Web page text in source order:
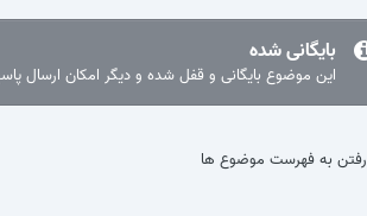
بایگانی شده
این موضوع بایگانی و قفل شده و دیگر امکان ارسال
رفتن به فهرست موضوع ها